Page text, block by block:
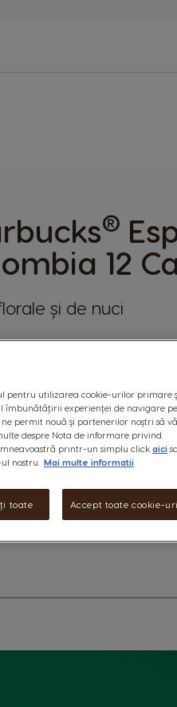
®
12
și de nuci
x12
capsule
icon
STARBUCKS® Single
puternic, note florale și de
dar păstrând o
Dolce Gusto®.
pentru utilizarea cookie-urilor primare
îmbunătățirii experienței de navigare pe
permit nouă și partenerilor noștri să vă
despre Nota de informare privind
printr-un simplu click aici
nostru.
Mai multe informatii
toate Accept toate cookie-